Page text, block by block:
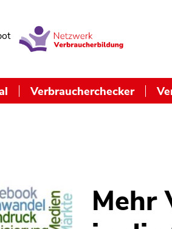
Verbraucherchecker
Mehr